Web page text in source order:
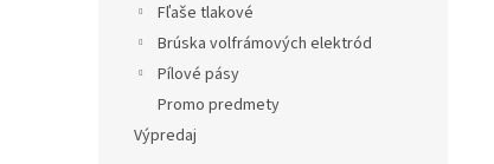
Fľaše tlakové
Brúska volfrámových elektród
Pílové pásy
Promo predmety
Výpredaj